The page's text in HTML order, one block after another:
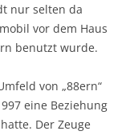
nur selten da
vor dem Haus
benutzt wurde.
von „88ern“
eine Beziehung
Der Zeuge